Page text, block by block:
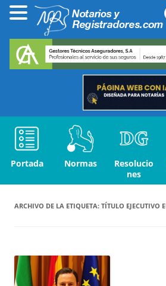
Portada Normas
Resolucio
nes
ARCHIVO DE LA ETIQUETA: TÍTULO EJECUTIVO